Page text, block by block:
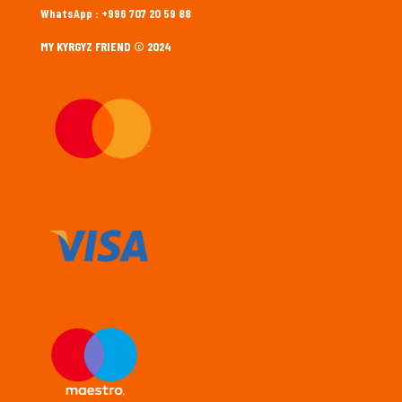
WhatsApp : +996 707 20 59 88
MY KYRGYZ FRIEND © 2024